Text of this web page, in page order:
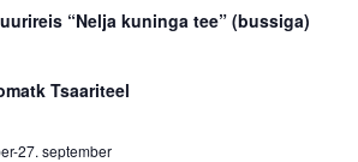
“Nelja kuninga tee” (bussiga)
Tsaariteel
-27. september